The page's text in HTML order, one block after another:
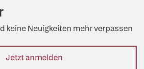
keine Neuigkeiten mehr verpassen
Jetzt anmelden